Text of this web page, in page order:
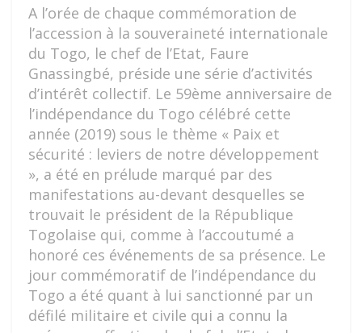
A l’orée de chaque commémoration de
l’accession à la souveraineté internationale
du Togo, le chef de l’Etat, Faure
Gnassingbé, préside une série d’activités
d’intérêt collectif. Le 59ème anniversaire de
l’indépendance du Togo célébré cette
année (2019) sous le thème « Paix et
sécurité : leviers de notre développement
», a été en prélude marqué par des
manifestations au-devant desquelles se
trouvait le président de la République
Togolaise qui, comme à l’accoutumé a
honoré ces événements de sa présence. Le
jour commémoratif de l’indépendance du
Togo a été quant à lui sanctionné par un
défilé militaire et civile qui a connu la